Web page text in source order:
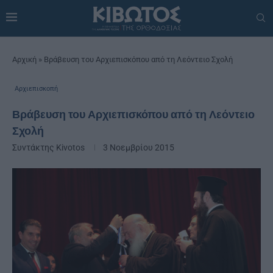
Αρχική » Βράβευση του Αρχιεπισκόπου από τη Λεόντειο Σχολή
Αρχιεπισκοπή
Βράβευση του Αρχιεπισκόπου από τη Λεόντειο
Σχολή
Συντάκτης Kivotos 3 Νοεμβρίου 2015